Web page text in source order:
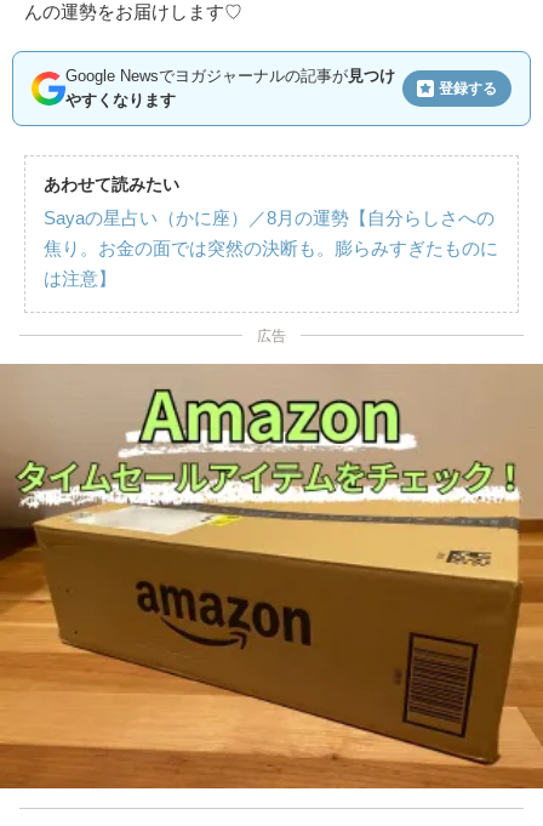
んの運勢をお届けします♡
Google Newsでヨガジャーナルの記事が見つけ
やすくなります
登録する
あわせて読みたい
Sayaの星占い（かに座）／8月の運勢【自分らしさへの
焦り。お金の面では突然の決断も。膨らみすぎたものに
は注意】
広告